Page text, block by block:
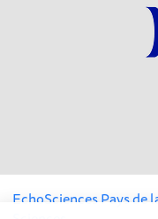
EchoSciences Pays